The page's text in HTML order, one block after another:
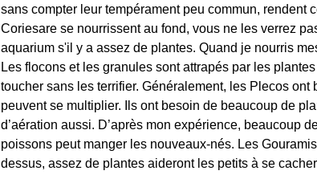
sans compter leur tempérament peu commun,
Coriesare se nourrissent au fond, vous ne les verrez
aquarium s'il y a assez de plantes. Quand je nourris
Les flocons et les granules sont attrapés par les
toucher sans les terrifier. Généralement, les Plecos
peuvent se multiplier. Ils ont besoin de beaucoup de
d’aération aussi. D’après mon expérience, beaucoup
poissons peut manger les nouveaux-nés. Les
dessus, assez de plantes aideront les petits à se